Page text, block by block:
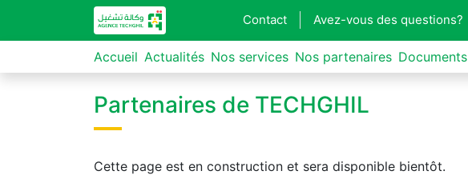
Contact Avez-vous des questions?
Accueil Actualités Nos services Nos partenaires Documents
Partenaires de TECHGHIL
Cette page est en construction et sera disponible bientôt.